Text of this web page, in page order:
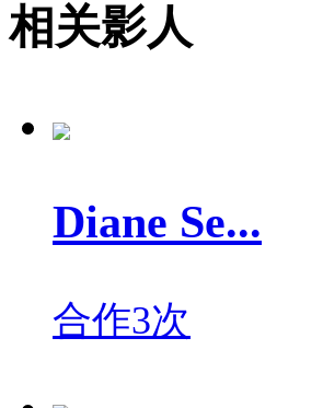
相关影人
Diane Se...
合作3次